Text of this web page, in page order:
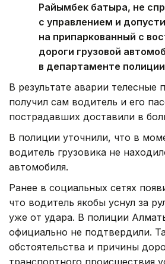
Райымбек батыра, не
с управлением и
на припаркованный с
дороги грузовой
в департаменте
В результате аварии телесные
получил сам водитель и его
пострадавших доставили в
В полиции уточнили, что в
водитель грузовика не
автомобиля.
Ранее в социальных сетях
что водитель якобы уснул за
уже от удара. В полиции
официально не подтвердили.
обстоятельства и причины
транспортного происшествия